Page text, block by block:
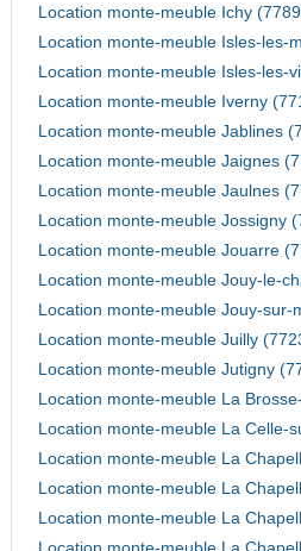
Location monte-meuble Ichy
Location monte-meuble Isles-les-
Location monte-meuble Isles-les-
Location monte-meuble Iverny
Location monte-meuble Jablines
Location monte-meuble Jaignes
Location monte-meuble Jaulnes
Location monte-meuble Jossigny
Location monte-meuble Jouarre
Location monte-meuble Jouy-le-
Location monte-meuble Jouy-sur-
Location monte-meuble Juilly
Location monte-meuble Jutigny
Location monte-meuble La
Location monte-meuble La Celle-
Location monte-meuble La
Location monte-meuble La
Location monte-meuble La